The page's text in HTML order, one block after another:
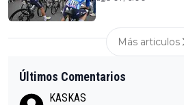
Más articulos
Últimos Comentarios
KASKAS